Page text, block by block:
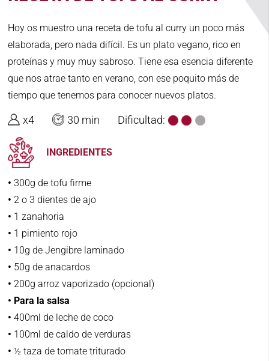
Hoy os muestro una receta de tofu al curry un poco más
elaborada, pero nada difícil. Es un plato vegano, rico en
proteínas y muy muy sabroso. Tiene esa esencia diferente
que nos atrae tanto en verano, con ese poquito más de
tiempo que tenemos para conocer nuevos platos.
x4 30 min Dificultad:
INGREDIENTES
• 300g de tofu firme
• 2 o 3 dientes de ajo
• 1 zanahoria
• 1 pimiento rojo
• 10g de Jengibre laminado
• 50g de anacardos
• 200g arroz vaporizado (opcional)
• Para la salsa
• 400ml de leche de coco
• 100ml de caldo de verduras
• ½ taza de tomate triturado